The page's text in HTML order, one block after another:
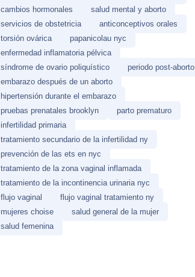
cambios hormonales
salud mental y aborto
servicios de obstetricia
anticonceptivos orales
torsión ovárica
papanicolau nyc
enfermedad inflamatoria pélvica
síndrome de ovario poliquístico
periodo post-aborto
embarazo después de un aborto
hipertensión durante el embarazo
pruebas prenatales brooklyn
parto prematuro
infertilidad primaria
tratamiento secundario de la infertilidad ny
prevención de las ets en nyc
tratamiento de la zona vaginal inflamada
tratamiento de la incontinencia urinaria nyc
flujo vaginal
flujo vaginal tratamiento ny
mujeres choise
salud general de la mujer
salud femenina